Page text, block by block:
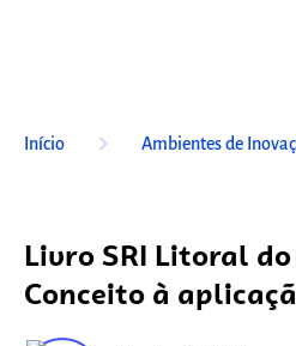
Início keyboard_arrow_right Ambientes de
Livro SRI Litoral
Conceito à